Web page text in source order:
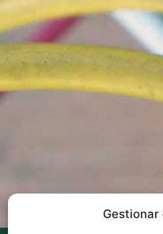
Gestionar